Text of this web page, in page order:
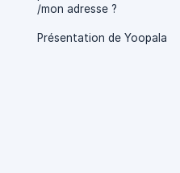
/mon adresse ?
Présentation de Yoopala